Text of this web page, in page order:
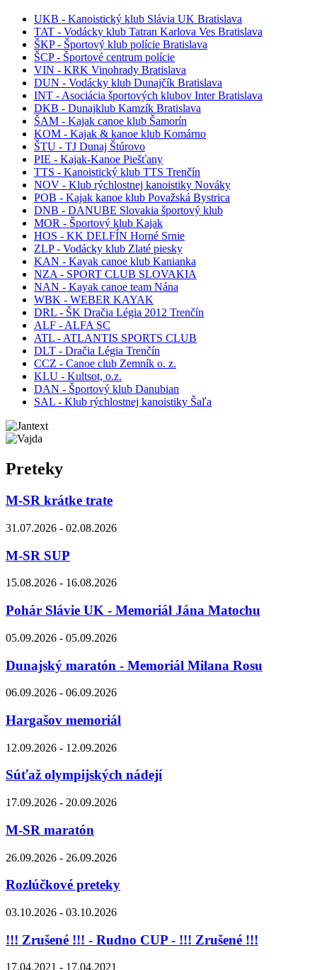
UKB - Kanoistický klub Slávia UK Bratislava
TAT - Vodácky klub Tatran Karlova Ves Bratislava
ŠKP - Športový klub polície Bratislava
ŠCP - Športové centrum polície
VIN - KRK Vinohrady Bratislava
DUN - Vodácky klub Dunajčík Bratislava
INT - Asociácia športových klubov Inter Bratislava
DKB - Dunajklub Kamzík Bratislava
ŠAM - Kajak canoe klub Šamorín
KOM - Kajak & kanoe klub Komárno
ŠTU - TJ Dunaj Štúrovo
PIE - Kajak-Kanoe Piešťany
TTS - Kanoistický klub TTS Trenčín
NOV - Klub rýchlostnej kanoistiky Nováky
POB - Kajak kanoe klub Považská Bystrica
DNB - DANUBE Slovakia športový klub
MOR - Športový klub Kajak
HOS - KK DELFÍN Horné Srnie
ZLP - Vodácky klub Zlaté piesky
KAN - Kayak canoe klub Kanianka
NZA - SPORT CLUB SLOVAKIA
NAN - Kayak canoe team Nána
WBK - WEBER KAYAK
DRL - ŠK Dračia Légia 2012 Trenčín
ALF - ALFA SC
ATL - ATLANTIS SPORTS CLUB
DLT - Dračia Légia Trenčín
CCZ - Canoe club Zemník o. z.
KLU - Kultsot, o.z.
DAN - Športový klub Danubian
SAL - Klub rýchlostnej kanoistiky Šaľa
Preteky
M-SR krátke trate
31.07.2026 - 02.08.2026
M-SR SUP
15.08.2026 - 16.08.2026
Pohár Slávie UK - Memoriál Jána Matochu
05.09.2026 - 05.09.2026
Dunajský maratón - Memoriál Milana Rosu
06.09.2026 - 06.09.2026
Hargašov memoriál
12.09.2026 - 12.09.2026
Súťaž olympijských nádejí
17.09.2026 - 20.09.2026
M-SR maratón
26.09.2026 - 26.09.2026
Rozlúčkové preteky
03.10.2026 - 03.10.2026
!!! Zrušené !!! - Rudno CUP - !!! Zrušené !!!
17.04.2021 - 17.04.2021